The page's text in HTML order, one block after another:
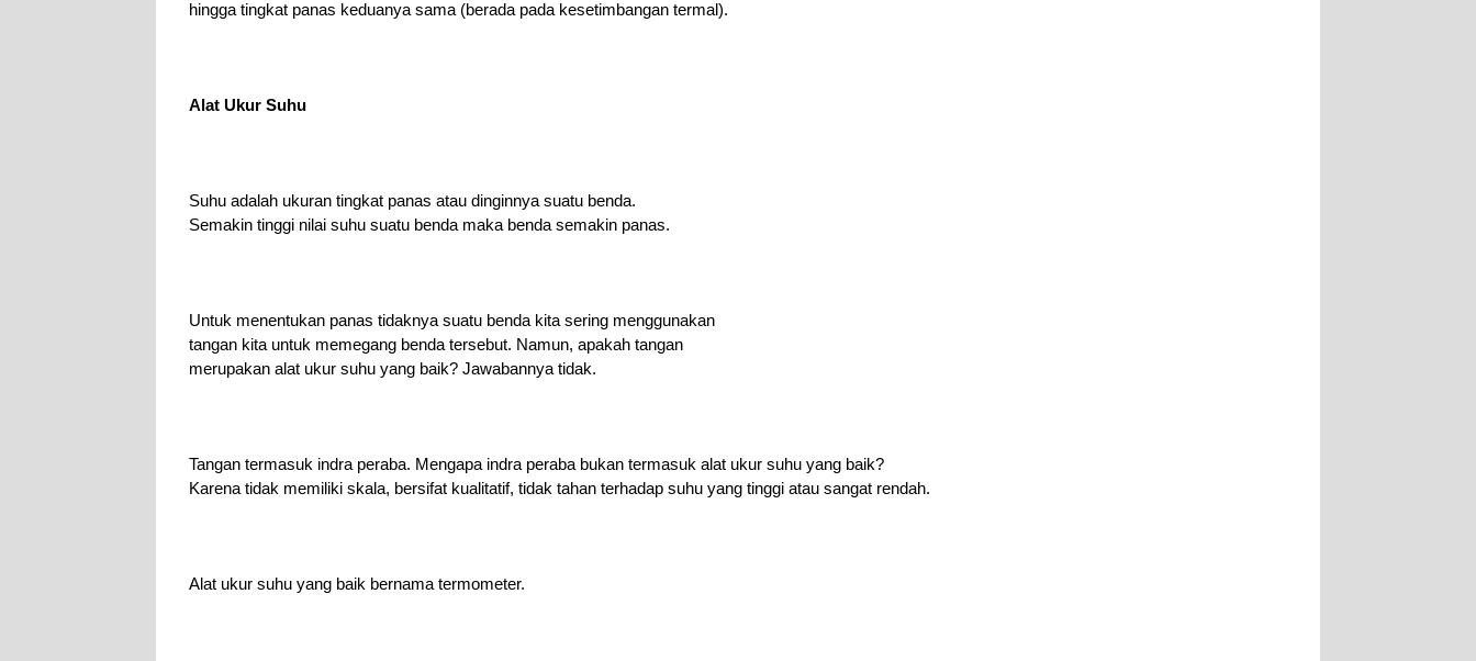
hingga tingkat panas keduanya sama (berada pada kesetimbangan termal).
Alat Ukur Suhu
Suhu adalah ukuran tingkat panas atau dinginnya suatu benda.
Semakin tinggi nilai suhu suatu benda maka benda semakin panas.
Untuk menentukan panas tidaknya suatu benda kita sering menggunakan
tangan kita untuk memegang benda tersebut. Namun, apakah tangan
merupakan alat ukur suhu yang baik? Jawabannya tidak.
Tangan termasuk indra peraba. Mengapa indra peraba bukan termasuk alat ukur suhu yang baik?
Karena tidak memiliki skala, bersifat kualitatif, tidak tahan terhadap suhu yang tinggi atau sangat rendah.
Alat ukur suhu yang baik bernama termometer.